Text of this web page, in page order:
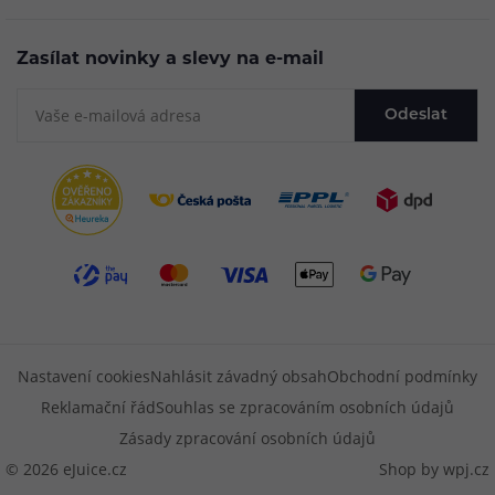
Zasílat novinky a slevy na e-mail
Odeslat
© 2026 eJuice.cz
Nastavení cookiesNahlásit závadný obsahObchodní podmínky
Reklamační řádSouhlas se zpracováním osobních údajů
Zásady zpracování osobních údajů
Shop by wpj.cz